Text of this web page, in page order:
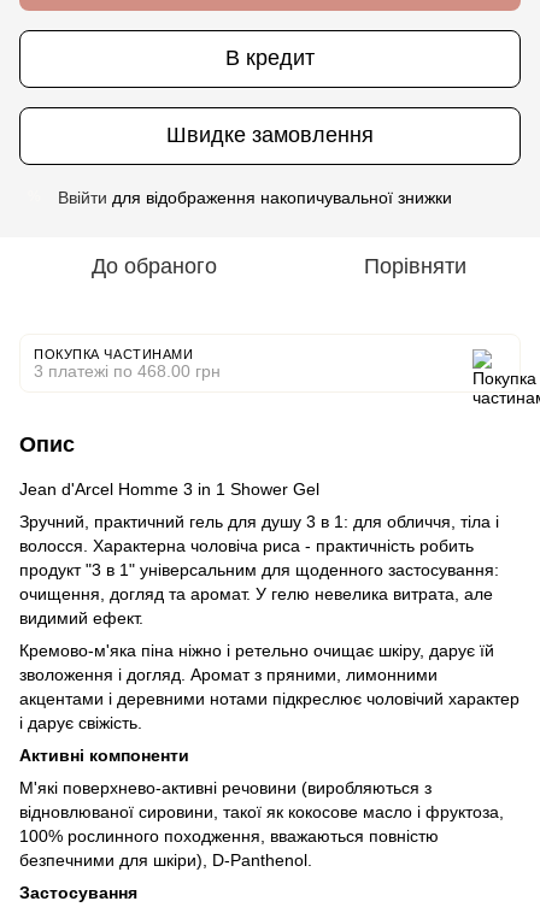
В кредит
Швидке замовлення
Ввійти для відображення накопичувальної знижки
До обраного Порівняти
ПОКУПКА ЧАСТИНАМИ
3 платежі по 468.00 грн
Опис
Jean d'Arcel Homme 3 in 1 Shower Gel
Зручний, практичний гель для душу 3 в 1: для обличчя, тіла і
волосся. Характерна чоловіча риса - практичність робить
продукт "3 в 1" універсальним для щоденного застосування:
очищення, догляд та аромат. У гелю невелика витрата, але
видимий ефект.
Кремово-м'яка піна ніжно і ретельно очищає шкіру, дарує їй
зволоження і догляд. Аромат з пряними, лимонними
акцентами і деревними нотами підкреслює чоловічий характер
і дарує свіжість.
Активні компоненти
М'які поверхнево-активні речовини (виробляються з
відновлюваної сировини, такої як кокосове масло і фруктоза,
100% рослинного походження, вважаються повністю
безпечними для шкіри), D-Panthenol.
Застосування